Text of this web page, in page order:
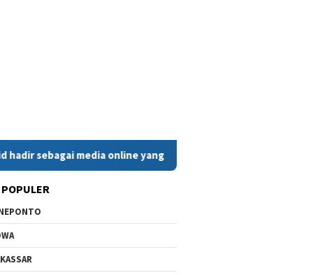
media online yang menyajikan berita cepat, faktual, dan